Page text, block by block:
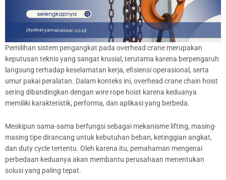
Pemilihan sistem pengangkat pada overhead crane merupakan
keputusan teknis yang sangat krusial, terutama karena berpengaruh
langsung terhadap keselamatan kerja, efisiensi operasional, serta
umur pakai peralatan. Dalam konteks ini, overhead crane chain hoist
sering dibandingkan dengan wire rope hoist karena keduanya
memiliki karakteristik, performa, dan aplikasi yang berbeda.
Meskipun sama-sama berfungsi sebagai mekanisme lifting, masing-
masing tipe dirancang untuk kebutuhan beban, ketinggian angkat,
dan duty cycle tertentu. Oleh karena itu, pemahaman mengenai
perbedaan keduanya akan membantu perusahaan menentukan
solusi yang paling tepat.